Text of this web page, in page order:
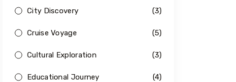
City Discovery (3)
Cruise Voyage (5)
Cultural Exploration (3)
Educational Journey (4)